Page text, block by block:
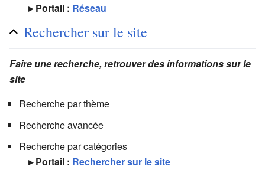
▸ Portail : Réseau
Rechercher sur le site
Faire une recherche, retrouver des informations sur le
site
Recherche par thème
Recherche avancée
Recherche par catégories
▸ Portail : Rechercher sur le site